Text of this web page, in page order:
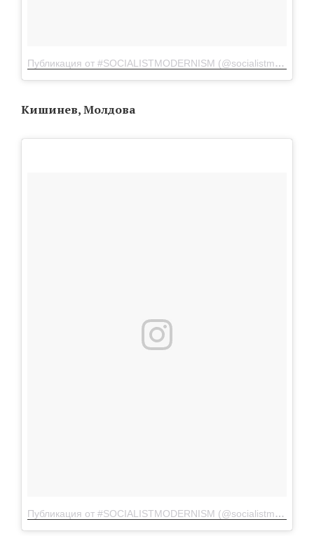
Публикация от #SOCIALISTMODERNISM (@socialistmodernism)
Кишинев, Молдова
Публикация от #SOCIALISTMODERNISM (@socialistmodernism)